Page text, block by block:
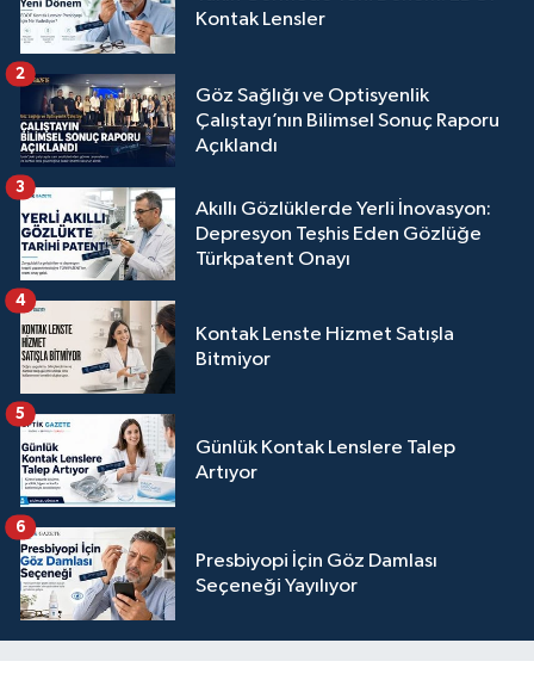
Kontak Lensler
Göz Sağlığı ve Optisyenlik
Çalıştayı’nın Bilimsel Sonuç Raporu
Açıklandı
2
Akıllı Gözlüklerde Yerli İnovasyon:
Depresyon Teşhis Eden Gözlüğe
Türkpatent Onayı
3
Kontak Lenste Hizmet Satışla
Bitmiyor
4
Günlük Kontak Lenslere Talep
Artıyor
5
Presbiyopi İçin Göz Damlası
Seçeneği Yayılıyor
6